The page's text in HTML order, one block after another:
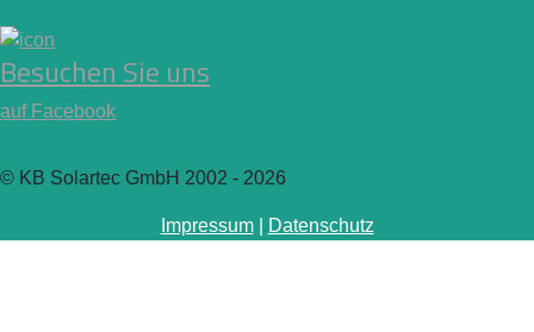
Besuchen Sie uns
auf Facebook
© KB Solartec GmbH 2002 - 2026
Impressum| Datenschutz